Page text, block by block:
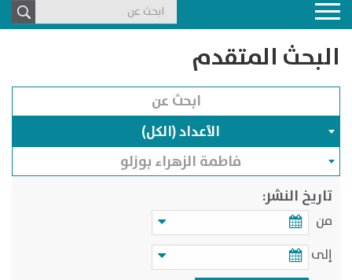
Toggle
navigation
البحث المتقدم
الأعداد (الكل)
فاطمة الزهراء بوزلو
تاريخ النشر:
من
إلى